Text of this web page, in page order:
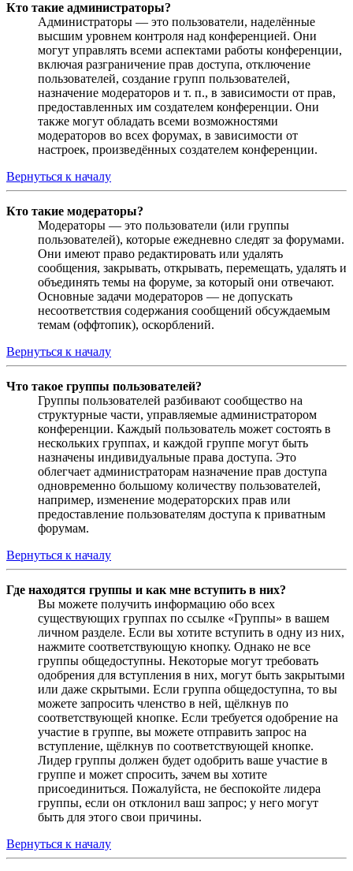
Кто такие администраторы?
Администраторы — это пользователи, наделённые
высшим уровнем контроля над конференцией. Они
могут управлять всеми аспектами работы конференции,
включая разграничение прав доступа, отключение
пользователей, создание групп пользователей,
назначение модераторов и т. п., в зависимости от прав,
предоставленных им создателем конференции. Они
также могут обладать всеми возможностями
модераторов во всех форумах, в зависимости от
настроек, произведённых создателем конференции.
Вернуться к началу
Кто такие модераторы?
Модераторы — это пользователи (или группы
пользователей), которые ежедневно следят за форумами.
Они имеют право редактировать или удалять
сообщения, закрывать, открывать, перемещать, удалять и
объединять темы на форуме, за который они отвечают.
Основные задачи модераторов — не допускать
несоответствия содержания сообщений обсуждаемым
темам (оффтопик), оскорблений.
Вернуться к началу
Что такое группы пользователей?
Группы пользователей разбивают сообщество на
структурные части, управляемые администратором
конференции. Каждый пользователь может состоять в
нескольких группах, и каждой группе могут быть
назначены индивидуальные права доступа. Это
облегчает администраторам назначение прав доступа
одновременно большому количеству пользователей,
например, изменение модераторских прав или
предоставление пользователям доступа к приватным
форумам.
Вернуться к началу
Где находятся группы и как мне вступить в них?
Вы можете получить информацию обо всех
существующих группах по ссылке «Группы» в вашем
личном разделе. Если вы хотите вступить в одну из них,
нажмите соответствующую кнопку. Однако не все
группы общедоступны. Некоторые могут требовать
одобрения для вступления в них, могут быть закрытыми
или даже скрытыми. Если группа общедоступна, то вы
можете запросить членство в ней, щёлкнув по
соответствующей кнопке. Если требуется одобрение на
участие в группе, вы можете отправить запрос на
вступление, щёлкнув по соответствующей кнопке.
Лидер группы должен будет одобрить ваше участие в
группе и может спросить, зачем вы хотите
присоединиться. Пожалуйста, не беспокойте лидера
группы, если он отклонил ваш запрос; у него могут
быть для этого свои причины.
Вернуться к началу